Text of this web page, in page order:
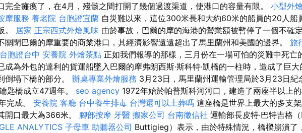
完全癱瘓了，在4月，殘骸之間打開了幾個過渡渠道，使港口的容量有限。 小型外
摩服務 養老院 台胞證宜蘭 自災難以來，這位300米長和大約60米的船員的20人船
。 居家 正宗西式外燴風味 由於事故，巴爾的摩的海港的營業額被暫停了一個不確
關閉巴爾的摩重要的商業港口，其經濟影響遠遠超出了馬里蘭州和美國的邊界。 旅
台胞證台中 安養院 外燴茶點 正如我們報導的那樣，三月份在一場可怕的災難中死亡
成為外包的達利的貨運船墜入巴爾的摩弗朗西斯·斯科特·凱橋的一柱時，造成了巨
倒塌下橋的部分。 辦桌專業外燴服務 3月23日，馬里蘭州運輸管理局於3月23日紀
匙橋成立47週年。 seo agency 1972年始於帕普斯科河河口，建造了兩座半以上
完成。 安養院 客廳 台中養生排毒 台灣還可以土葬嗎 這座橋是世界上最大的多支
開口最大為366米。 腳部按摩 牙醫 搬家公司 台南徵信社 運輸部長皮特·巴特吉格
ANALYTICS 子母車 助聽器公司 Buttigieg）表示，由於特殊情況，橋樑崩潰了